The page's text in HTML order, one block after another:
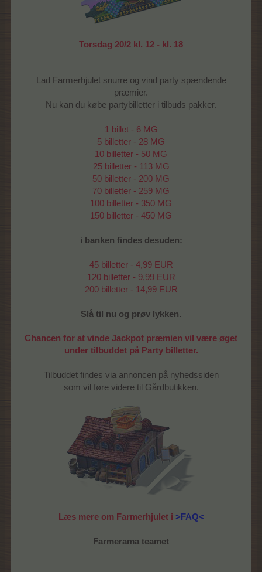
Torsdag 20/2 kl. 12 - kl. 18
Lad Farmerhjulet snurre og vind party spændende
præmier.
Nu kan du købe partybilletter i tilbuds pakker.
1 billet - 6 MG
5 billetter - 28 MG
10 billetter - 50 MG
25 billetter - 113 MG
50 billetter - 200 MG
70 billetter - 259 MG
100 billetter - 350 MG
150 billetter - 450 MG
i banken findes desuden:
45 billetter - 4,99 EUR
120 billetter - 9,99 EUR
200 billetter - 14,99 EUR
Slå til nu og prøv lykken.
Chancen for at vinde Jackpot præmien vil være øget
under tilbuddet på Party billetter.
Tilbuddet findes via annoncen på nyhedssiden
som vil føre videre til Gårdbutikken.
Læs mere om Farmerhjulet i >FAQ<
Farmerama teamet